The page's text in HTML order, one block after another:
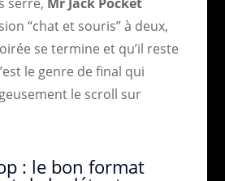
“chat et souris” à deux,
se termine et qu’il reste
le genre de final qui
le scroll sur
: le bon format